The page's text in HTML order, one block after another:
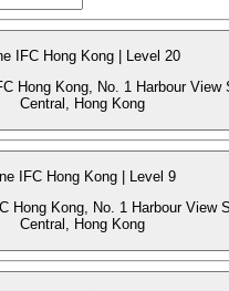
IFC Hong Kong | Level 20
Hong Kong, No. 1 Harbour View
Central, Hong Kong
IFC Hong Kong | Level 9
Hong Kong, No. 1 Harbour View
Central, Hong Kong